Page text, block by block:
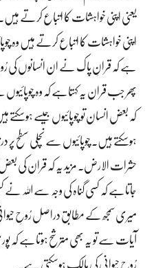
یعنی اپنی خواہشات کا اتباع کرتے
اپنی خواہشات کا اتباع کرتے ہیں وہ
ہے کہ قرانِ پاک نے ان انسانوں کی
پھر جب قران یہ کہتاہے کہ وہ چوپائیوں
کہ بعض انسان تو چوپائیوں جیسے ہوسکتے
ہوسکتے ہیں۔ چوپائیوں سے نچلی سطح پر
حشرات الارض۔ مزید یہ کہ قران کی
جاتاہے کہ کسی گناہ کی وجہ سے اللہ نے کسی
میری سمجھ کے مطابق دراصل رُوحِ
آیات سے تو یہ بھی مترشح ہوتاہے کہ
رُوحِ حیوانی کی مالک ہوسکتی ہے۔